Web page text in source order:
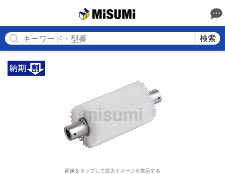
検索
画像をタップして拡大イメージを表示する